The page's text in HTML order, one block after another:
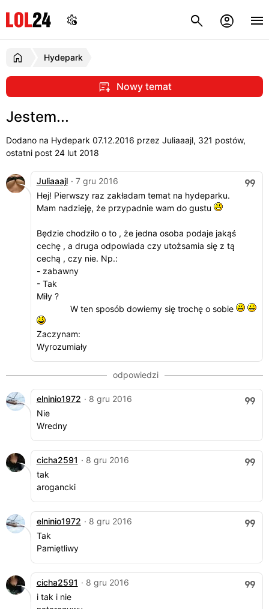
Hydepark
Nowy temat
Jestem...
Dodano na Hydepark 07.12.2016 przez Juliaaajl, 321 postów,
ostatni post 24 lut 2018
Juliaaajl · 7 gru 2016
Hej! Pierwszy raz zakładam temat na hydeparku.
Mam nadzieję, że przypadnie wam do gustu
Będzie chodziło o to , że jedna osoba podaje jakąś
cechę , a druga odpowiada czy utożsamia się z tą
cechą , czy nie. Np.:
- zabawny
- Tak
Miły ?
W ten sposób dowiemy się trochę o sobie
Zaczynam:
Wyrozumiały
elninio1972 · 8 gru 2016
Nie
Wredny
cicha2591 · 8 gru 2016
tak
arogancki
elninio1972 · 8 gru 2016
Tak
Pamiętliwy
cicha2591 · 8 gru 2016
i tak i nie